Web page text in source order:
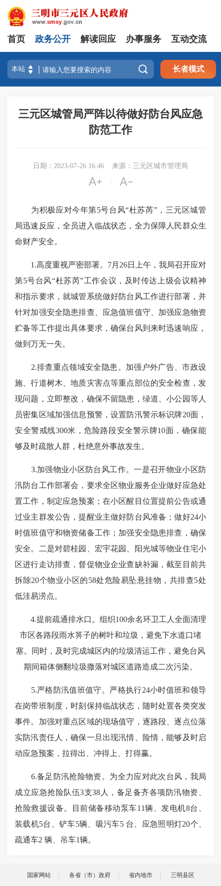
首页 政务公开 解读回应 办事服务 互动交流
 长者模式
三元区城管局严阵以待做好防台风应急
防范工作
日期：2023-07-26 16:46 来源：三元区城市管理局
 
为积极应对今年第5号台风“杜苏芮”，三元区城管
局迅速反应，全员进入临战状态，全力保障人民群众生
命财产安全。
1.高度重视严密部署。7月26日上午，我局召开应对
第5号台风“杜苏芮”工作会议，及时传达上级会议精神
和指示要求，就城管系统做好防台风工作进行部署，并
针对加强安全隐患排查、应急值班值守、加强应急物资
贮备等工作提出具体要求，确保台风到来时迅速响应，
做到万无一失。
2.排查重点领域安全隐患。加强户外广告、市政设
施、行道树木、地质灾害点等重点部位的安全检查，发
现问题，立即整改，确保不留隐患，绿道、小公园等人
员密集区域加强信息预警，设置防汛警示标识牌20面，
安全警戒线300米，危险路段安全警示牌10面，确保能
够及时疏散人群，杜绝意外事故发生。
3.加强物业小区防台风工作。一是召开物业小区防
汛防台工作部署会，要求全区物业服务企业做好应急处
置工作，制定应急预案；在小区醒目位置提前公告或通
过业主群发公告，提醒业主做好防台风准备；做好24小
时值班值守和物资储备工作；加强安全隐患排查，确保
安全。二是对碧桂园、宏宇花园、阳光城等物业住宅小
区进行走访排查，督促物业企业查缺补漏，截至目前共
拆除20个物业小区的58处危险易坠悬挂物，共排查5处
低洼易涝点。
4.提前疏通排水口。组织100余名环卫工人全面清理
市区各路段雨水箅子的树叶和垃圾，避免下水道口堵
塞。同时，及时完成城区内的垃圾清运工作，避免台风
期间箱体侧翻垃圾撒落对城区道路造成二次污染。
5.严格防汛值班值守。严格执行24小时值班和领导
在岗带班制度，时刻保持临战状态，随时处置各类突发
事件。加强对重点区域的现场值守，逐路段、逐点位落
实防汛责任人，确保一旦出现汛情、险情，能够及时启
动应急预案，拉得出、冲得上、打得赢。
6.备足防汛抢险物资。为全力应对此次台风，我局
成立应急抢险队伍3支38人，备足备齐各项防汛物资、
抢险救援设备。目前储备移动泵车11辆、发电机8台、
装载机5台、铲车5辆、吸污车5 台、应急照明灯20个、
疏通车2 辆、吊车1辆。
国家网站 各省（市）政府 省内地市 三明县区